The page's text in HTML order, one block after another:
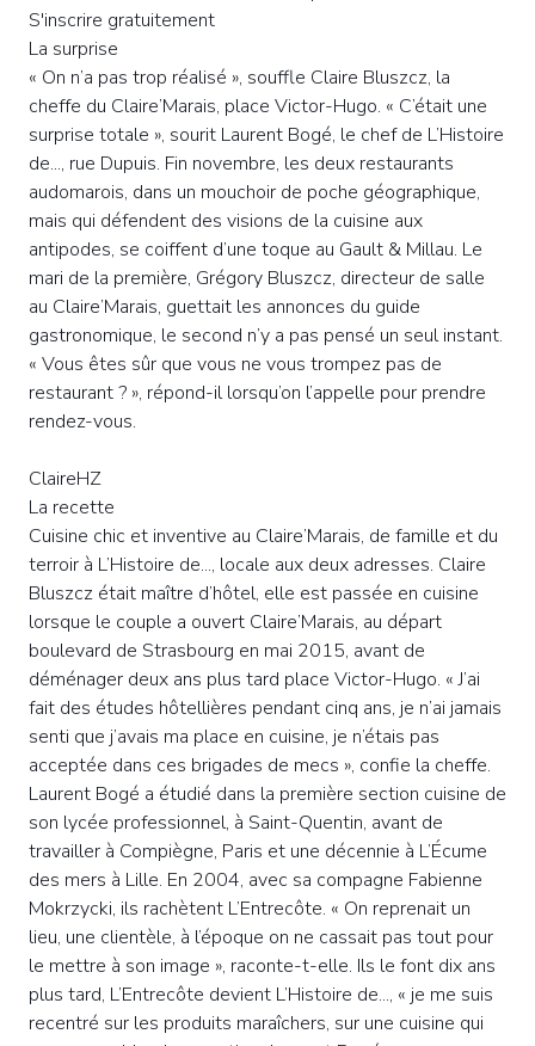
S'inscrire gratuitement
La surprise
« On n’a pas trop réalisé », souffle Claire Bluszcz, la
cheffe du Claire’Marais, place Victor-Hugo. « C’était une
surprise totale », sourit Laurent Bogé, le chef de L’Histoire
de..., rue Dupuis. Fin novembre, les deux restaurants
audomarois, dans un mouchoir de poche géographique,
mais qui défendent des visions de la cuisine aux
antipodes, se coiffent d’une toque au Gault & Millau. Le
mari de la première, Grégory Bluszcz, directeur de salle
au Claire’Marais, guettait les annonces du guide
gastronomique, le second n’y a pas pensé un seul instant.
« Vous êtes sûr que vous ne vous trompez pas de
restaurant ? », répond-il lorsqu’on l’appelle pour prendre
rendez-vous.
ClaireHZ
La recette
Cuisine chic et inventive au Claire’Marais, de famille et du
terroir à L’Histoire de..., locale aux deux adresses. Claire
Bluszcz était maître d’hôtel, elle est passée en cuisine
lorsque le couple a ouvert Claire’Marais, au départ
boulevard de Strasbourg en mai 2015, avant de
déménager deux ans plus tard place Victor-Hugo. « J’ai
fait des études hôtellières pendant cinq ans, je n’ai jamais
senti que j’avais ma place en cuisine, je n’étais pas
acceptée dans ces brigades de mecs », confie la cheffe.
Laurent Bogé a étudié dans la première section cuisine de
son lycée professionnel, à Saint-Quentin, avant de
travailler à Compiègne, Paris et une décennie à L’Écume
des mers à Lille. En 2004, avec sa compagne Fabienne
Mokrzycki, ils rachètent L’Entrecôte. « On reprenait un
lieu, une clientèle, à l’époque on ne cassait pas tout pour
le mettre à son image », raconte-t-elle. Ils le font dix ans
plus tard, L’Entrecôte devient L’Histoire de..., « je me suis
recentré sur les produits maraîchers, sur une cuisine qui